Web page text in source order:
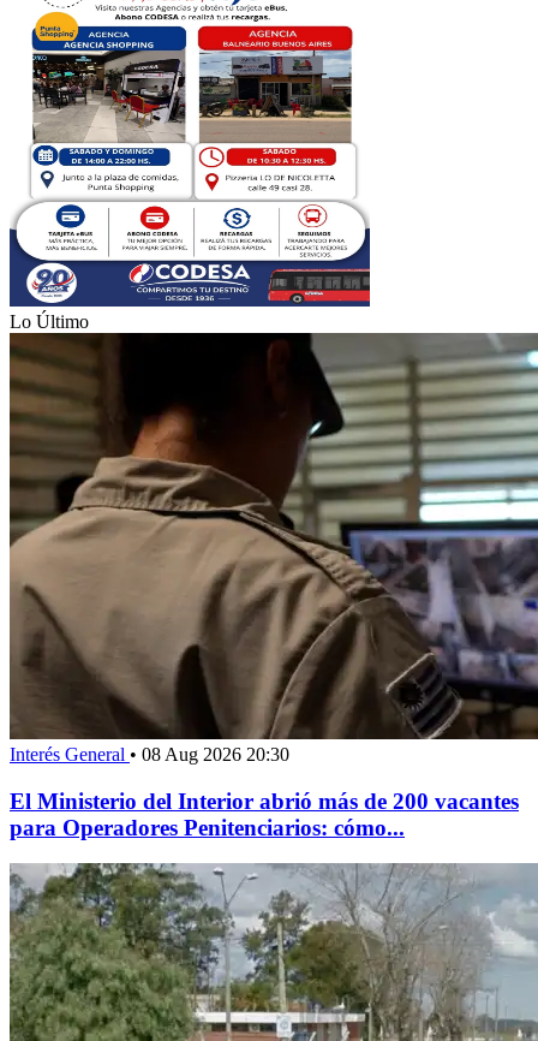
Lo Último
Interés General • 08 Aug 2026 20:30
El Ministerio del Interior abrió más de 200 vacantes
para Operadores Penitenciarios: cómo...